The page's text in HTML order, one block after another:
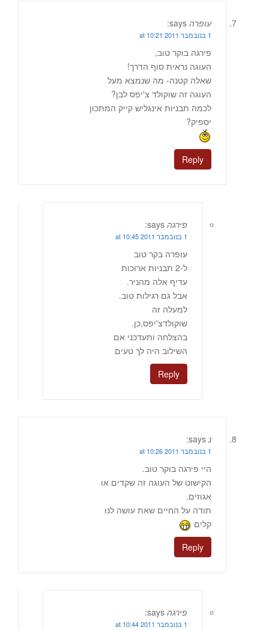
עופרה says:
1 בנובמבר 2011 at 10:21
פירגה בוקר טוב,
העוגה נראית סוף הדרך!
שאלה קטנה- מה שנמצא מעל
העוגה זה שוקולד צ'יפס לבן?
לכמה תבניות אינגליש קייק המתכון
יספיק?
Reply
פירגה says:
1 בנובמבר 2011 at 10:45
עופרה בקר טוב
ל-2 תבניות ארוכות
עדיף אלה מהניר.
אבל גם רגילות טוב.
למעלה זה
שוקולדצ'יפס,כן.
בהצלחה ותעדכני אם
השילוב היה לך טעים
Reply
נ says:
1 בנובמבר 2011 at 10:26
היי פירגה בוקר טוב.
הקישוט של העוגה זה שקדים או
אגוזים.
תודה על החיים שאת עושה לנו
קלים
Reply
פירגה says:
1 בנובמבר 2011 at 10:44